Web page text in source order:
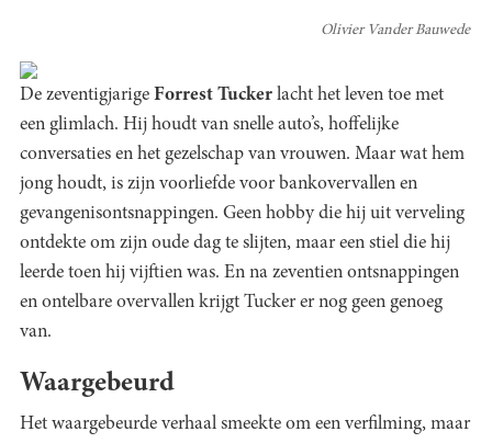
Olivier Vander Bauwede
De zeventigjarige Forrest Tucker lacht het leven toe met
een glimlach. Hij houdt van snelle auto’s, hoffelijke
conversaties en het gezelschap van vrouwen. Maar wat hem
jong houdt, is zijn voorliefde voor bankovervallen en
gevangenisontsnappingen. Geen hobby die hij uit verveling
ontdekte om zijn oude dag te slijten, maar een stiel die hij
leerde toen hij vijftien was. En na zeventien ontsnappingen
en ontelbare overvallen krijgt Tucker er nog geen genoeg
van.
Waargebeurd
Het waargebeurde verhaal smeekte om een verfilming, maar